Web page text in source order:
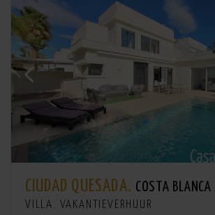
CIUDAD QUESADA. COSTA
VILLA. VAKANTIEVERHUUR